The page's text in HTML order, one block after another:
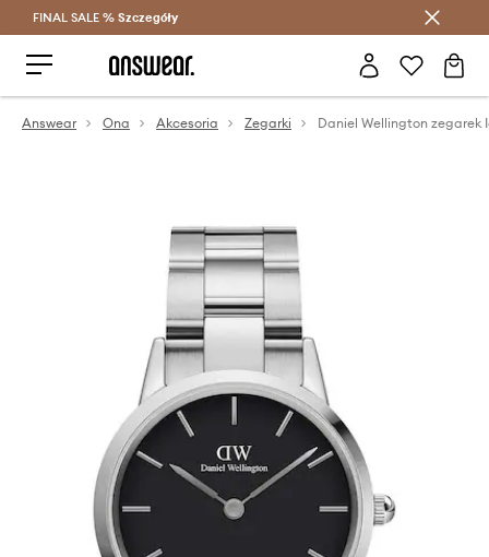
Oszczędzaj z Answear Club >
FINAL SALE % Szczegóły
Answear Ona Akcesoria Zegarki